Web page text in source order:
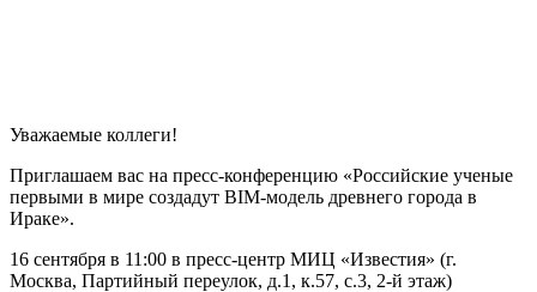
Уважаемые коллеги!
Приглашаем вас на пресс-конференцию «Российские ученые
первыми в мире создадут BIM-модель древнего города в
Ираке».
16 сентября в 11:00 в пресс-центр МИЦ «Известия» (г.
Москва, Партийный переулок, д.1, к.57, с.3, 2-й этаж)